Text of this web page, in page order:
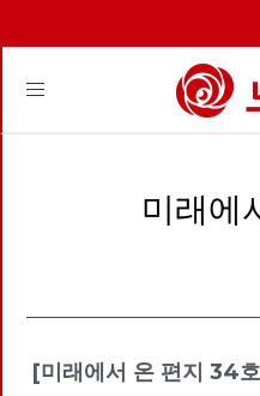
Toggle
미래에
[미래에서 온 편지 34